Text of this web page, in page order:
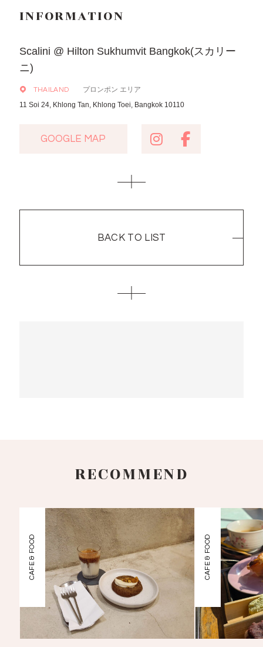
INFORMATION
Scalini @ Hilton Sukhumvit Bangkok(スカリー
ニ)
THAILAND
プロンポン エリア
11 Soi 24, Khlong Tan, Khlong Toei, Bangkok 10110
GOOGLE MAP
GOOGLE MAP
BACK TO LIST
BACK TO LIST
RECOMMEND
CAFE & FOOD CAFE & FOOD